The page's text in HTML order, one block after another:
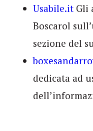
Usabile.itGli
Boscarol
sezione del
dedicata ad